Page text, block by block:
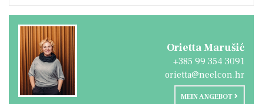
Orietta Marušić
+385 99 354 3091
orietta@neelcon.hr
MEIN ANGEBOT